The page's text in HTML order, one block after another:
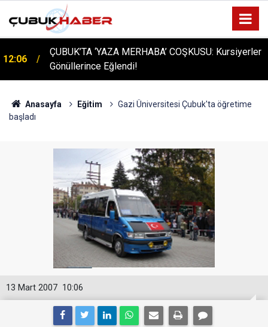
12:06
ÇUBUK’TA ‘YAZA MERHABA’ COŞKUSU: Kursiyerler
Gönüllerince Eğlendi!
Anasayfa Eğitim
Gazi Üniversitesi Çubuk'ta öğretime
başladı
10:06
13 Mart 2007